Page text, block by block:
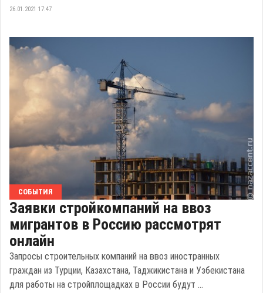
26.01.2021 17:47
СОБЫТИЯ
Заявки стройкомпаний на ввоз
мигрантов в Россию рассмотрят
онлайн
Запросы строительных компаний на ввоз иностранных
граждан из Турции, Казахстана, Таджикистана и Узбекистана
для работы на стройплощадках в России будут ...